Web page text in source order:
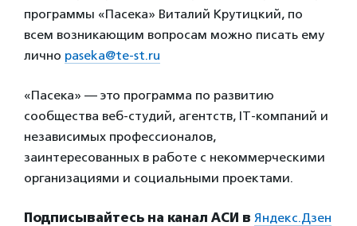
программы «Пасека» Виталий Крутицкий, по
всем возникающим вопросам можно писать ему
лично paseka@te-st.ru
«Пасека» — это программа по развитию
сообщества веб-студий, агентств, IT-компаний и
независимых профессионалов,
заинтересованных в работе с некоммерческими
организациями и социальными проектами.
Подписывайтесь на канал АСИ в Яндекс.Дзен